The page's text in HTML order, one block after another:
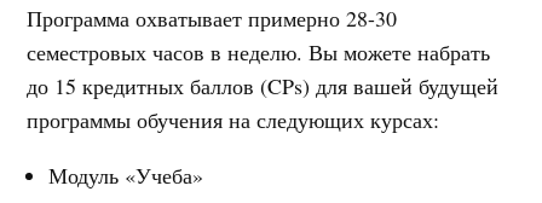
Программа охватывает примерно 28-30
семестровых часов в неделю. Вы можете набрать
до 15 кредитных баллов (CPs) для вашей будущей
программы обучения на следующих курсах:
Модуль «Учеба»